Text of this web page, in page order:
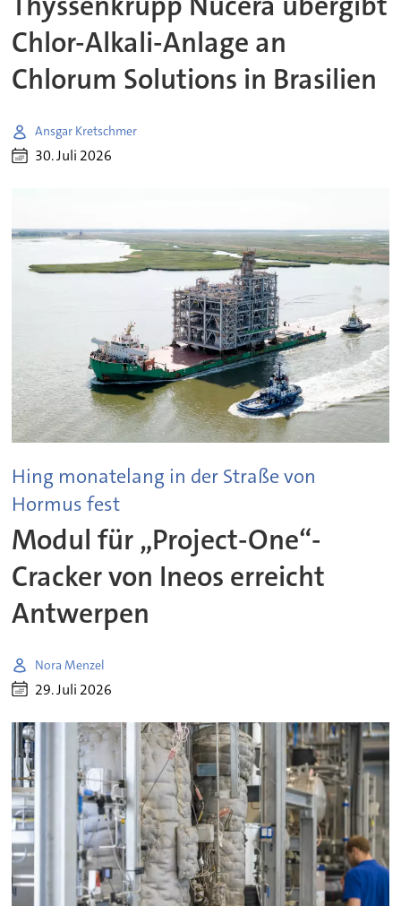
Chlor-Alkali-Anlage an
Chlorum Solutions in Brasilien
Ansgar Kretschmer
30. Juli 2026
Hing monatelang in der Straße von
Hormus fest
Modul für „Project-One“-
Cracker von Ineos erreicht
Antwerpen
Nora Menzel
29. Juli 2026